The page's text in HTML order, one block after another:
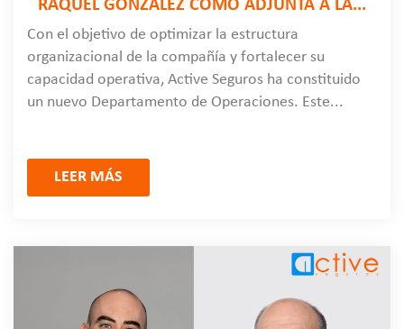
RAQUEL GONZÁLEZ COMO ADJUNTA A LA...
Con el objetivo de optimizar la estructura
organizacional de la compañía y fortalecer su
capacidad operativa, Active Seguros ha constituido
un nuevo Departamento de Operaciones. Este...
LEER MÁS